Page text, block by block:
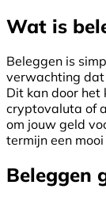
Wat is
Beleggen is
verwachting
Dit kan door het
cryptovaluta of
om jouw geld
termijn een
Beleggen